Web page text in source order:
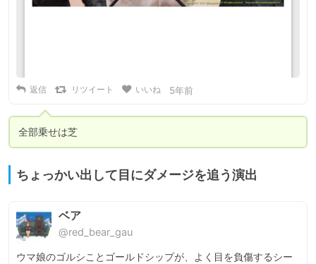
返信 リツイート いいね 5年前
全部乗せは芝
ちょっかい出して目にダメージを追う演出
ベア
@red_bear_gau
ウマ娘のゴルシことゴールドシップが、よく目を負傷するシー